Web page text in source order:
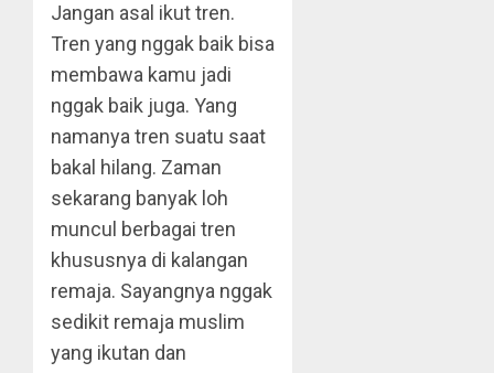
Jangan asal ikut tren.
Tren yang nggak baik bisa
membawa kamu jadi
nggak baik juga. Yang
namanya tren suatu saat
bakal hilang. Zaman
sekarang banyak loh
muncul berbagai tren
khususnya di kalangan
remaja. Sayangnya nggak
sedikit remaja muslim
yang ikutan dan